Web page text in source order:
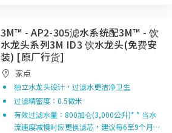
3M™ - AP2-305滤水系统配3M™ - 饮
水龙头系列3M ID3 饮水龙头(免费安
装) [原厂行货]
家点
独立水龙头设计，过滤水更洁净卫生
过滤精密度：0.5微米
有效过滤水量：800加仑(3,000公升)* * 当水
流速度减慢时应更换滤芯，建议每6至9个月…